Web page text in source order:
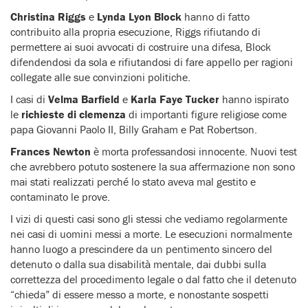
Christina Riggs e Lynda Lyon Block hanno di fatto
contribuito alla propria esecuzione, Riggs rifiutando di
permettere ai suoi avvocati di costruire una difesa, Block
difendendosi da sola e rifiutandosi di fare appello per ragioni
collegate alle sue convinzioni politiche.
I casi di Velma Barfield e Karla Faye Tucker hanno ispirato
le richieste di clemenza di importanti figure religiose come
papa Giovanni Paolo II, Billy Graham e Pat Robertson.
Frances Newton è morta professandosi innocente. Nuovi test
che avrebbero potuto sostenere la sua affermazione non sono
mai stati realizzati perché lo stato aveva mal gestito e
contaminato le prove.
I vizi di questi casi sono gli stessi che vediamo regolarmente
nei casi di uomini messi a morte. Le esecuzioni normalmente
hanno luogo a prescindere da un pentimento sincero del
detenuto o dalla sua disabilità mentale, dai dubbi sulla
correttezza del procedimento legale o dal fatto che il detenuto
“chieda” di essere messo a morte, e nonostante sospetti